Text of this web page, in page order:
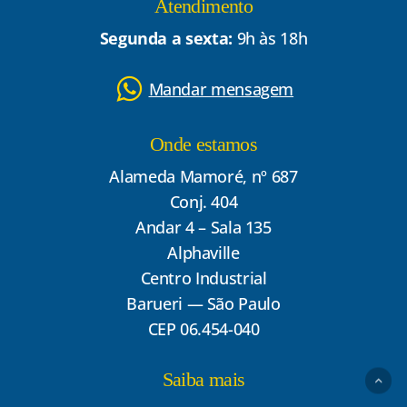
Atendimento
Segunda a sexta: 9h às 18h
Mandar mensagem
Onde estamos
Alameda Mamoré, nº 687
Conj. 404
Andar 4 – Sala 135
Alphaville
Centro Industrial
Barueri — São Paulo
CEP 06.454-040
Saiba mais